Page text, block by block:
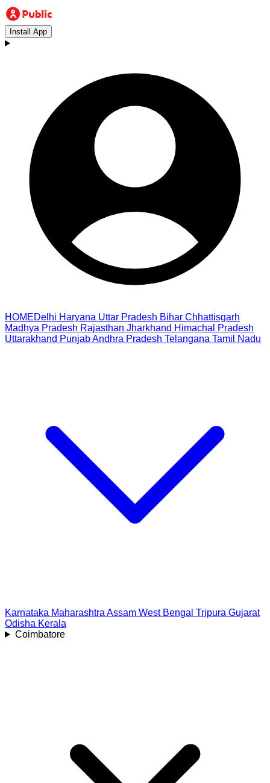
Install App
HOMEDelhi Haryana Uttar Pradesh Bihar Chhattisgarh
Madhya Pradesh Rajasthan Jharkhand Himachal Pradesh
Uttarakhand PunjabAndhra Pradesh Telangana Tamil Nadu
Karnataka Maharashtra Assam West Bengal Tripura Gujarat
Odisha Kerala
Coimbatore